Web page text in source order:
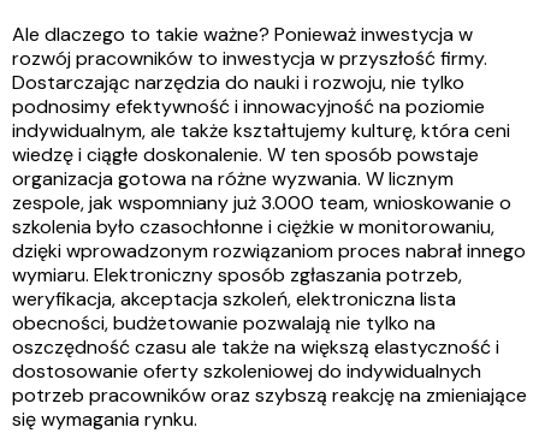
Ale dlaczego to takie ważne? Ponieważ inwestycja w
rozwój pracowników to inwestycja w przyszłość firmy.
Dostarczając narzędzia do nauki i rozwoju, nie tylko
podnosimy efektywność i innowacyjność na poziomie
indywidualnym, ale także kształtujemy kulturę, która ceni
wiedzę i ciągłe doskonalenie. W ten sposób powstaje
organizacja gotowa na różne wyzwania. W licznym
zespole, jak wspomniany już 3.000 team, wnioskowanie o
szkolenia było czasochłonne i ciężkie w monitorowaniu,
dzięki wprowadzonym rozwiązaniom proces nabrał innego
wymiaru. Elektroniczny sposób zgłaszania potrzeb,
weryfikacja, akceptacja szkoleń, elektroniczna lista
obecności, budżetowanie pozwalają nie tylko na
oszczędność czasu ale także na większą elastyczność i
dostosowanie oferty szkoleniowej do indywidualnych
potrzeb pracowników oraz szybszą reakcję na zmieniające
się wymagania rynku.